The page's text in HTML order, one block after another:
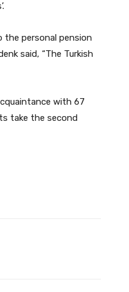
personal pension
said, “The Turkish
with 67
take the second